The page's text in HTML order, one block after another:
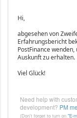
Hi,
abgesehen von
Erfahrungsbericht
PostFinance
Auskunft zu erhalten.
Viel Glück!
Need help with
development? PM
(Don't forget to turn on "E-